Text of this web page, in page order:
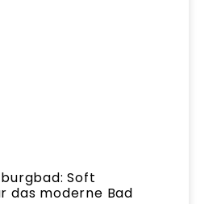
Soft
das moderne Bad